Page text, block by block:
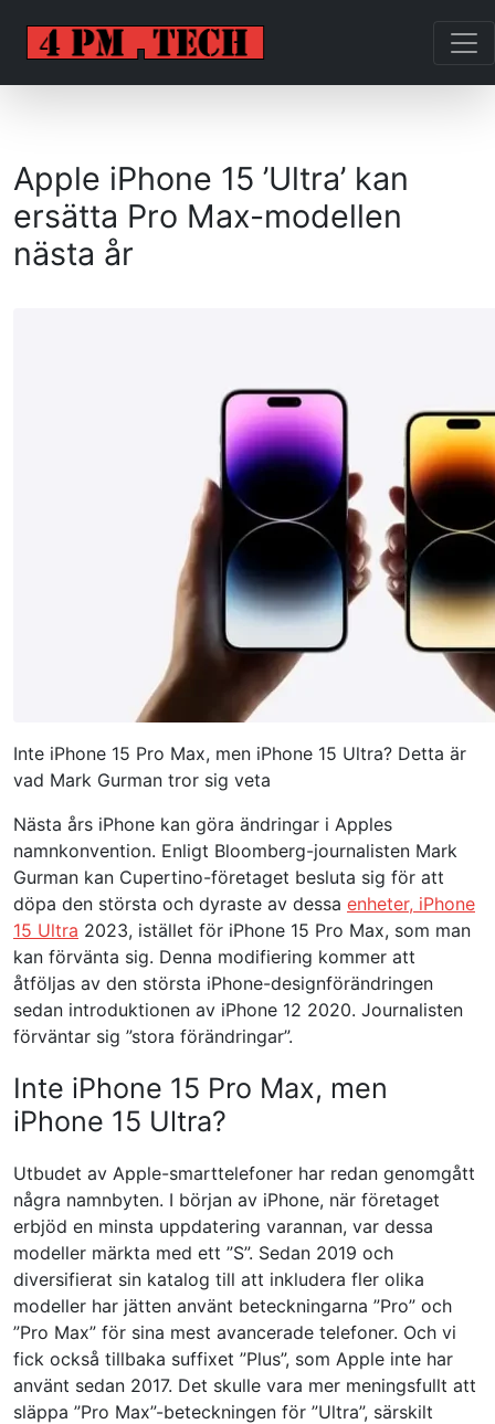
Apple iPhone 15 ’Ultra’ kan
ersätta Pro Max-modellen
nästa år
Inte iPhone 15 Pro Max, men iPhone 15 Ultra? Detta är
vad Mark Gurman tror sig veta
Nästa års iPhone kan göra ändringar i Apples
namnkonvention. Enligt Bloomberg-journalisten Mark
Gurman kan Cupertino-företaget besluta sig för att
döpa den största och dyraste av dessa enheter, iPhone
15 Ultra 2023, istället för iPhone 15 Pro Max, som man
kan förvänta sig. Denna modifiering kommer att
åtföljas av den största iPhone-designförändringen
sedan introduktionen av iPhone 12 2020. Journalisten
förväntar sig ”stora förändringar”.
Inte iPhone 15 Pro Max, men
iPhone 15 Ultra?
Utbudet av Apple-smarttelefoner har redan genomgått
några namnbyten. I början av iPhone, när företaget
erbjöd en minsta uppdatering varannan, var dessa
modeller märkta med ett ”S”. Sedan 2019 och
diversifierat sin katalog till att inkludera fler olika
modeller har jätten använt beteckningarna ”Pro” och
”Pro Max” för sina mest avancerade telefoner. Och vi
fick också tillbaka suffixet ”Plus”, som Apple inte har
använt sedan 2017. Det skulle vara mer meningsfullt att
släppa ”Pro Max”-beteckningen för ”Ultra”, särskilt